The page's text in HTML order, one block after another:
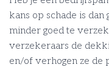
kans op schade is
minder goed te
verzekeraars de
en/of verhogen ze de